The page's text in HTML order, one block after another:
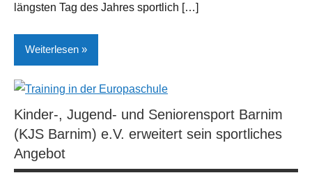
längsten Tag des Jahres sportlich […]
Weiterlesen
Allgemeines
Breiten- und
Leistungssport
Neues
Kinder-, Jugend- und Seniorensport Barnim
(KJS Barnim) e.V. erweitert sein sportliches
Angebot